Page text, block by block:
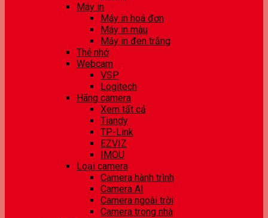
Máy in
Máy in hoá đơn
Máy in màu
Máy in đen trắng
Thẻ nhớ
Webcam
VSP
Logitech
Hãng camera
Xem tất cả
Tiandy
TP-Link
EZVIZ
IMOU
Loại camera
Camera hành trình
Camera AI
Camera ngoài trời
Camera trong nhà